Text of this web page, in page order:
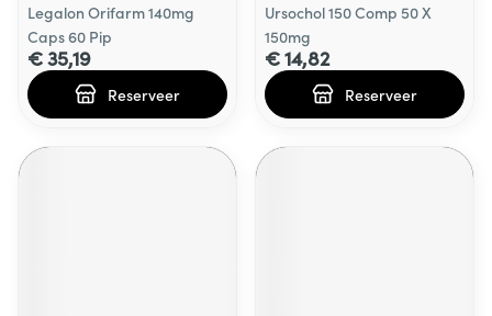
Legalon Orifarm 140mg
Caps 60 Pip
€ 35,19
Reserveer
Ursochol 150 Comp 50 X
150mg
€ 14,82
Reserveer